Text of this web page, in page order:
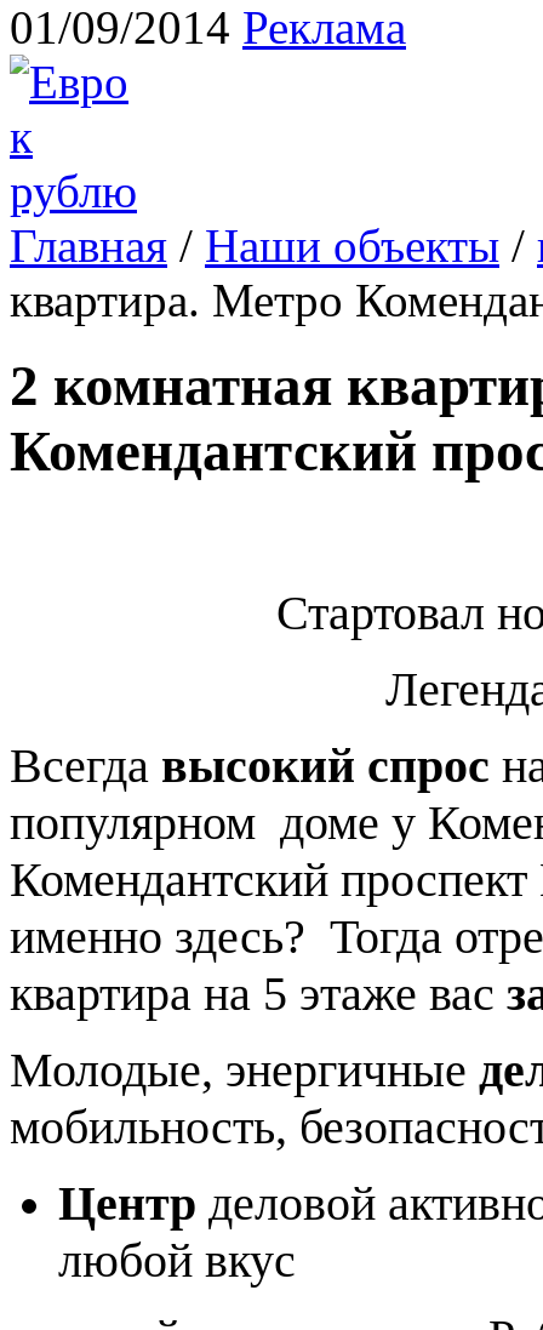
01/09/2014 Реклама
Главная / Наши объекты /
квартира. Метро
2 комнатная
Комендантский
Стартовал
Легенда
Всегда высокий спрос
популярном доме у
Комендантский
именно здесь? Тогда
квартира на 5 этаже вас
Молодые, энергичные
мобильность,
Центр деловой
любой вкус